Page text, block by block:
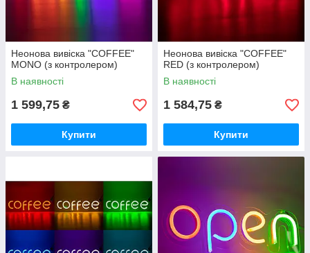
Неонова вивіска "COFFEE"
MONO (з контролером)
В наявності
1 599,75 ₴
Купити
Неонова вивіска "COFFEE"
RED (з контролером)
В наявності
1 584,75 ₴
Купити